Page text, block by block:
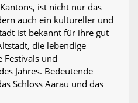
ist nicht nur das
auch ein kultureller und
ist bekannt für ihre gut
die lebendige
Festivals und
Jahres. Bedeutende
Schloss Aarau und das